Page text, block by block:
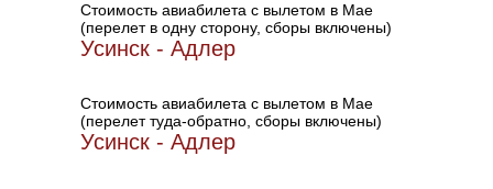
Стоимость авиабилета с вылетом в Мае
(перелет в одну сторону, сборы включены)
Усинск - Адлер
Стоимость авиабилета с вылетом в Мае
(перелет туда-обратно, сборы включены)
Усинск - Адлер